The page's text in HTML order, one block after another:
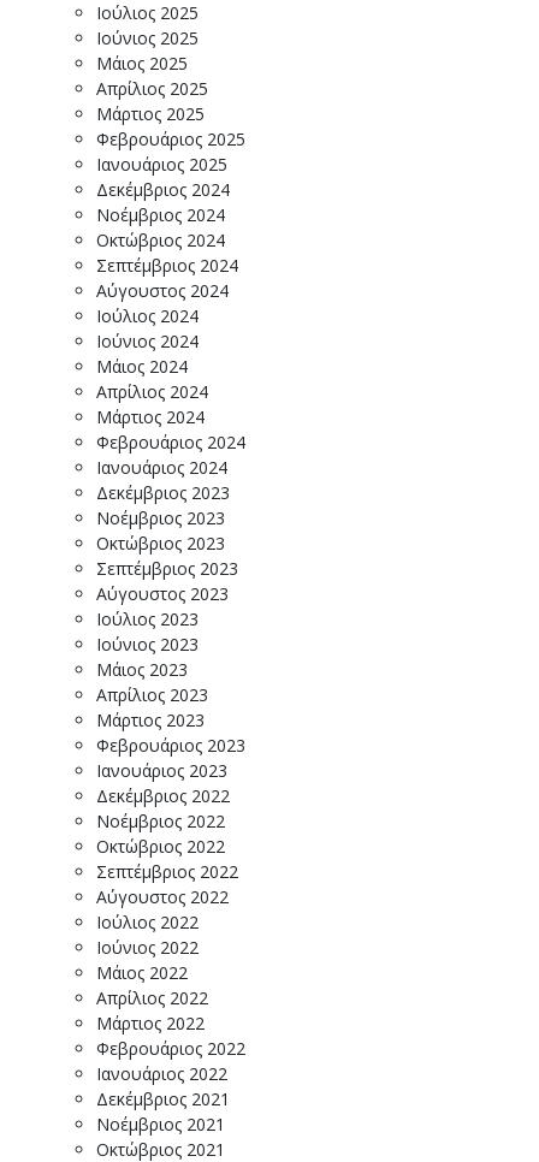
Ιούλιος 2025
Ιούνιος 2025
Μάιος 2025
Απρίλιος 2025
Μάρτιος 2025
Φεβρουάριος 2025
Ιανουάριος 2025
Δεκέμβριος 2024
Νοέμβριος 2024
Οκτώβριος 2024
Σεπτέμβριος 2024
Αύγουστος 2024
Ιούλιος 2024
Ιούνιος 2024
Μάιος 2024
Απρίλιος 2024
Μάρτιος 2024
Φεβρουάριος 2024
Ιανουάριος 2024
Δεκέμβριος 2023
Νοέμβριος 2023
Οκτώβριος 2023
Σεπτέμβριος 2023
Αύγουστος 2023
Ιούλιος 2023
Ιούνιος 2023
Μάιος 2023
Απρίλιος 2023
Μάρτιος 2023
Φεβρουάριος 2023
Ιανουάριος 2023
Δεκέμβριος 2022
Νοέμβριος 2022
Οκτώβριος 2022
Σεπτέμβριος 2022
Αύγουστος 2022
Ιούλιος 2022
Ιούνιος 2022
Μάιος 2022
Απρίλιος 2022
Μάρτιος 2022
Φεβρουάριος 2022
Ιανουάριος 2022
Δεκέμβριος 2021
Νοέμβριος 2021
Οκτώβριος 2021